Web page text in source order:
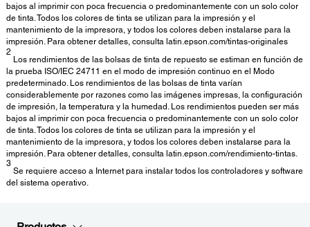
bajos al imprimir con poca frecuencia o predominantemente con un solo color
de tinta. Todos los colores de tinta se utilizan para la impresión y el
mantenimiento de la impresora, y todos los colores deben instalarse para la
impresión. Para obtener detalles, consulta latin.epson.com/tintas-originales
2
Los rendimientos de las bolsas de tinta de repuesto se estiman en función de
la prueba ISO/IEC 24711 en el modo de impresión continuo en el Modo
predeterminado. Los rendimientos de las bolsas de tinta varían
considerablemente por razones como las imágenes impresas, la configuración
de impresión, la temperatura y la humedad. Los rendimientos pueden ser más
bajos al imprimir con poca frecuencia o predominantemente con un solo color
de tinta. Todos los colores de tinta se utilizan para la impresión y el
mantenimiento de la impresora, y todos los colores deben instalarse para la
impresión. Para obtener detalles, consulta latin.epson.com/rendimiento-tintas.
3
Se requiere acceso a Internet para instalar todos los controladores y software
del sistema operativo.